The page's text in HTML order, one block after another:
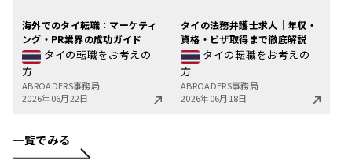
海外でのタイ転職：マーケティ
ング・PR業界の成功ガイド
タイの転職をお考えの
方
ABROADERS事務局
2026年06月22日
タイの法務弁護士求人｜年収・
資格・ビザ取得まで徹底解説
タイの転職をお考えの
方
ABROADERS事務局
2026年06月18日
一覧でみる